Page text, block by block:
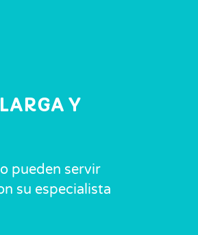
Y
pueden servir
su especialista